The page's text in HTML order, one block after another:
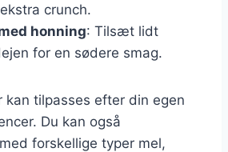
crunch.
honning: Tilsæt lidt
for en sødere smag.
kan tilpasses efter din egen
Du kan også
forskellige typer mel,